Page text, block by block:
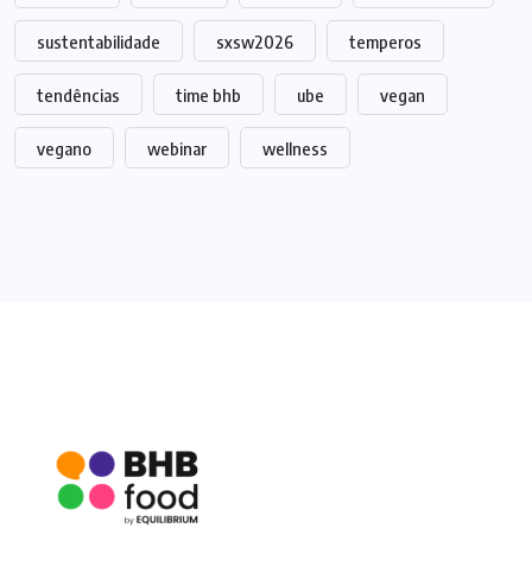
sustentabilidade sxsw2026 temperos
tendências time bhb ube vegan
vegano webinar wellness